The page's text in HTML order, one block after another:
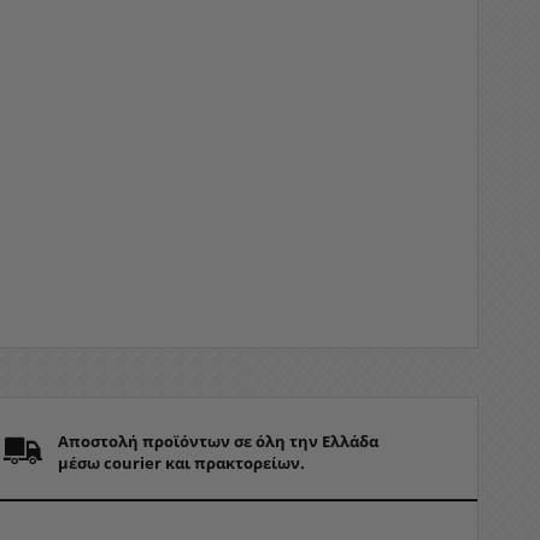
Αποστολή προϊόντων σε όλη την Ελλάδα
μέσω courier και πρακτορείων.